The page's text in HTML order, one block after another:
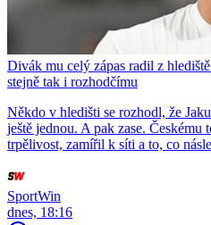
Divák mu celý zápas radil z
stejně tak i rozhodčímu
Někdo v hledišti se rozhodl, že
ještě jednou. A pak zase. Českému
trpělivost, zamířil k síti a to, co
SportWin
dnes, 18:16